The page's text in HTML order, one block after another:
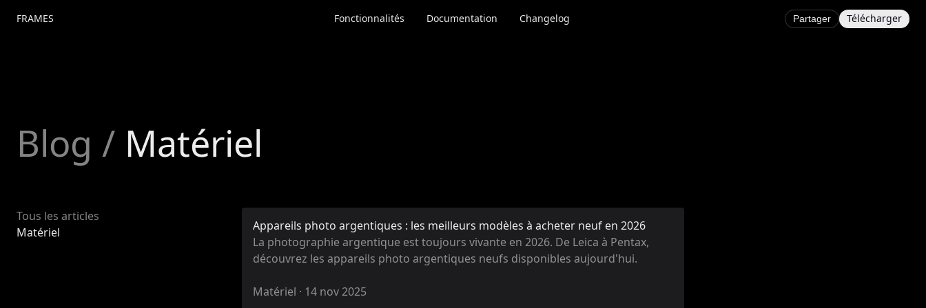
FRAMES Fonctionnalités Documentation Changelog Partager Télécharger
Blog / Matériel
Tous les articles
Matériel
Appareils photo argentiques : les meilleurs modèles à acheter neuf en 2026
La photographie argentique est toujours vivante en 2026. De Leica à Pentax,
découvrez les appareils photo argentiques neufs disponibles aujourd'hui.
Matériel · 14 nov 2025